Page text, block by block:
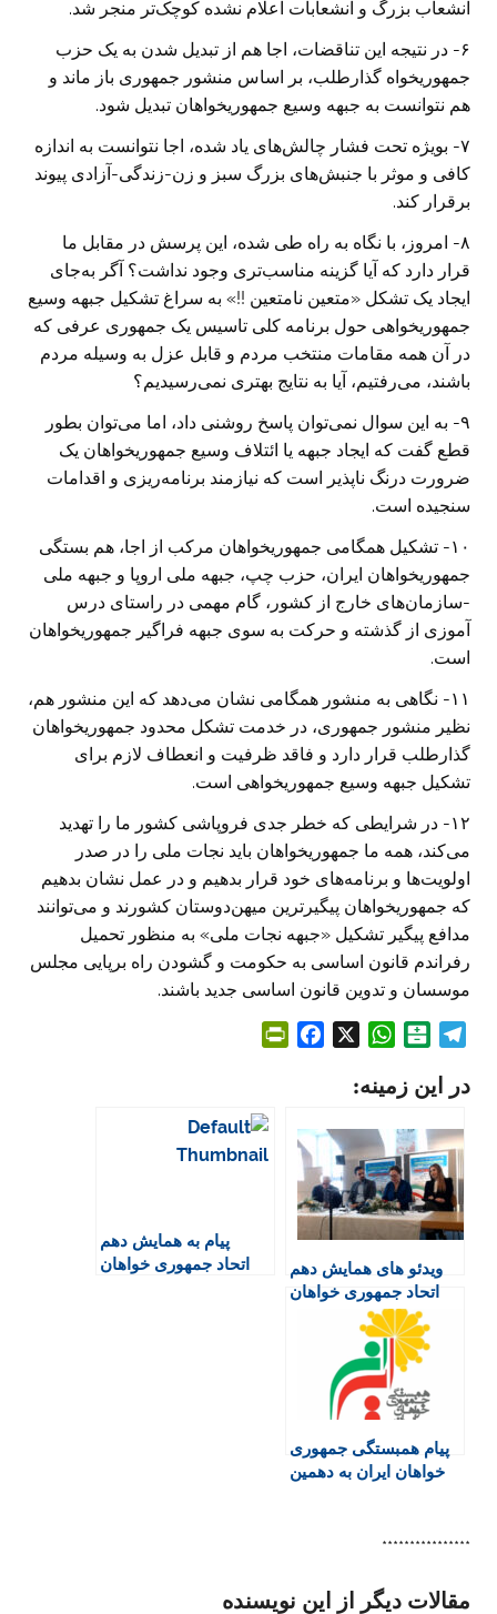
انشعاب بزرگ و انشعابات اعلام نشده کوچک‌تر منجر شد.
۶- در نتیجه این تناقضات، اجا هم از تبدیل شدن به یک حزب
جمهوریخواه گذارطلب، بر اساس منشور جمهوری باز ماند و
هم نتوانست به جبهه وسیع جمهوریخواهان تبدیل شود.
۷- بویژه تحت فشار چالش‌های یاد شده، اجا نتوانست به اندازه
کافی و موثر با جنبش‌های بزرگ سبز و زن-زندگی-آزادی پیوند
برقرار کند.
۸- امروز، با نگاه به راه طی شده، این پرسش در مقابل ما
قرار دارد که آیا گزینه مناسب‌تری وجود نداشت؟ آگر به‌جای
ایجاد یک تشکل «متعین نامتعین !!» به سراغ تشکیل جبهه وسیع
جمهوریخواهی حول برنامه کلی تاسیس یک جمهوری عرفی که
در آن همه مقامات منتخب مردم و قابل عزل به وسیله مردم
باشند، می‌رفتیم، آیا به نتایج بهتری نمی‌رسیدیم؟
۹- به این سوال نمی‌توان پاسخ روشنی داد، اما می‌توان بطور
قطع گفت که ایجاد جبهه یا ائتلاف وسیع جمهوریخواهان یک
ضرورت درنگ ناپذیر است که نیازمند برنامه‌ریزی و اقدامات
سنجیده است.
۱۰- تشکیل همگامی جمهوریخواهان مرکب از اجا، هم بستگی
جمهوریخواهان ایران، حزب چپ، جبهه ملی اروپا و جبهه ملی
-سازمان‌های خارج از کشور، گام مهمی در راستای درس
آموزی از گذشته و حرکت به سوی جبهه فراگیر جمهوریخواهان
است.
۱۱- نگاهی به منشور همگامی نشان می‌دهد که این منشور هم،
نظیر منشور جمهوری، در خدمت تشکل محدود جمهوریخواهان
گذارطلب قرار دارد و فاقد ظرفیت و انعطاف لازم برای
تشکیل جبهه وسیع جمهوریخواهی است.
۱۲- در شرایطی که خطر جدی فروپاشی کشور ما را تهدید
می‌کند، همه ما جمهوریخواهان باید نجات ملی را در صدر
اولویت‌ها و برنامه‌های خود قرار بدهیم و در عمل نشان بدهیم
که جمهوریخواهان پیگیرترین میهن‌دوستان کشورند و می‌توانند
مدافع پیگیر تشکیل «جبهه نجات ملی» به منظور تحمیل
رفراندم قانون اساسی به حکومت و گشودن راه برپایی مجلس
موسسان و تدوین قانون اساسی جدید باشند.
l
g
r
a
m
t
a
r
i
n
W
a
s
A
p
p
n
F
در این زمینه:
ویدئو های همایش دهم
اتحاد جمهوری خواهان
ایران -بخش سوم
پیام بە همایش دهم
اتحاد جمهوری خواهان
پیام همبستگی جمهوری
خواهان ایران به دهمین
****************
مقالات دیگر از این نویسنده